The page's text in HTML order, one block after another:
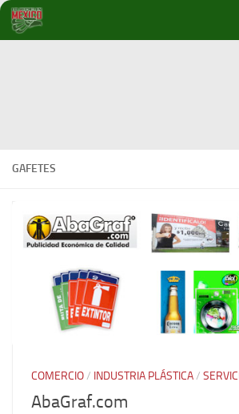
Debajo del contenido
GAFETES
COMERCIO/ INDUSTRIA PLÁSTICA/
AbaGraf.com